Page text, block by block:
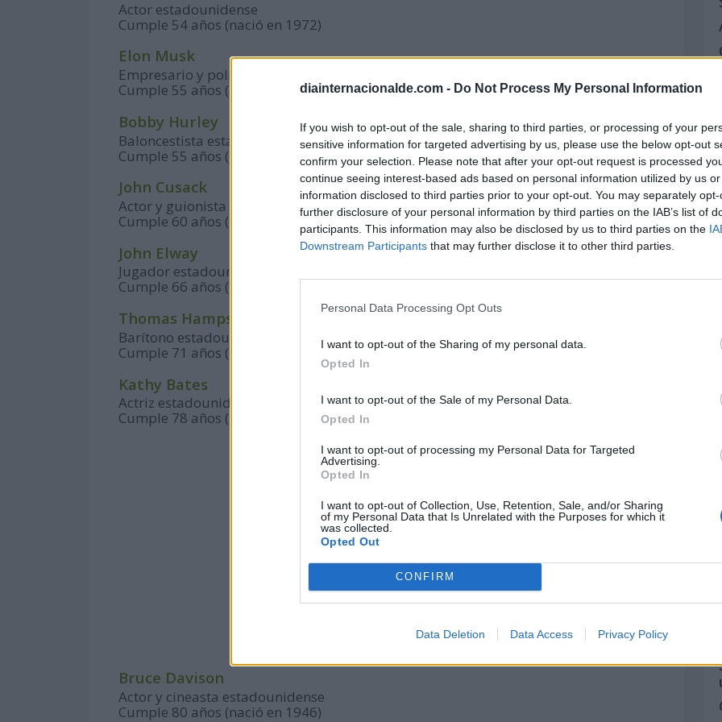
diainternacionalde.com - Do Not Process My Personal Information
If you wish to opt-out of the sale, sharing to third parties, or processing of your
sensitive information for targeted advertising by us, please use the below opt-out
confirm your selection. Please note that after your opt-out request is processed
continue seeing interest-based ads based on personal information utilized by us
information disclosed to third parties prior to your opt-out. You may separately
further disclosure of your personal information by third parties on the IAB’s list of
participants. This information may also be disclosed by us to third parties on the
Downstream Participants that may further disclose it to other third parties.
Personal Data Processing Opt Outs
I want to opt-out of the Sharing of my personal data.
Opted In
I want to opt-out of the Sale of my Personal Data.
Opted In
I want to opt-out of processing my Personal Data for Targeted
Advertising.
Opted In
I want to opt-out of Collection, Use, Retention, Sale, and/or Sharing
of my Personal Data that Is Unrelated with the Purposes for which it
was collected.
Opted Out
CONFIRM
Data Deletion Data Access Privacy Policy
Actor estadounidense
Cumple 54 años (nació en 1972)
Elon Musk
Empresario y político estadounidense
Cumple 55 años (nació en 1971)
Bobby Hurley
Baloncestista estadounidense
Cumple 55 años (nació en 1971)
John Cusack
Actor y guionista estadounidense
Cumple 60 años (nació en 1966)
John Elway
Jugador estadounidense de fútbol americano
Cumple 66 años (nació en 1960)
Thomas Hampson
Barítono estadounidense
Cumple 71 años (nació en 1955)
Kathy Bates
Actriz estadounidense
Cumple 78 años (nació en 1948)
Bruce Davison
Actor y cineasta estadounidense
Cumple 80 años (nació en 1946)